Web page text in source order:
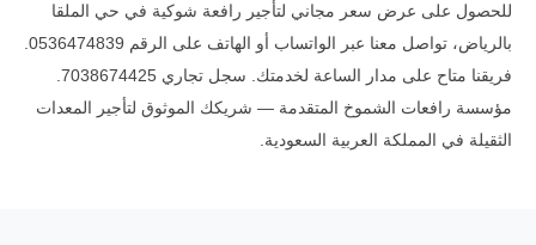
للحصول على عرض سعر مجاني لتأجير رافعة شوكية في حي الملقا
مؤسسة رافعات الشموخ المتقدمة — شريكك الموثوق لتأجير المعدات
الثقيلة في المملكة العربية السعودية.